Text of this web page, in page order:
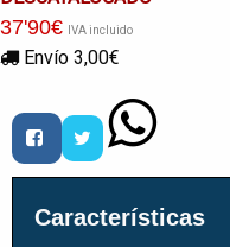
37'90€ IVA incluido
Envío 3,00€
Características